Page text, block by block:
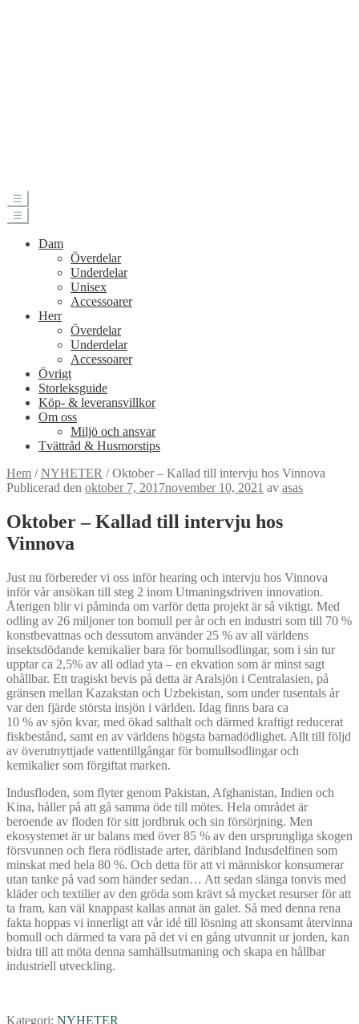
☰
☰
Dam
Överdelar
Underdelar
Unisex
Accessoarer
Herr
Överdelar
Underdelar
Accessoarer
Övrigt
Storleksguide
Köp- & leveransvillkor
Om oss
Miljö och ansvar
Tvättråd & Husmorstips
Hem /NYHETER /Oktober – Kallad till intervju hos Vinnova
Publicerad den oktober 7, 2017november 10, 2021 av asas
Oktober – Kallad till intervju hos
Vinnova
Just nu förbereder vi oss inför hearing och intervju hos Vinnova
inför vår ansökan till steg 2 inom Utmaningsdriven innovation.
Återigen blir vi påminda om varför detta projekt är så viktigt. Med
odling av 26 miljoner ton bomull per år och en industri som till 70 %
konstbevattnas och dessutom använder 25 % av all världens
insektsdödande kemikalier bara för bomullsodlingar, som i sin tur
upptar ca 2,5% av all odlad yta – en ekvation som är minst sagt
ohållbar. Ett tragiskt bevis på detta är Aralsjön i Centralasien, på
gränsen mellan Kazakstan och Uzbekistan, som under tusentals år
var den fjärde största insjön i världen. Idag finns bara ca
10 % av sjön kvar, med ökad salthalt och därmed kraftigt reducerat
fiskbestånd, samt en av världens högsta barnadödlighet. Allt till följd
av överutnyttjade vattentillgångar för bomullsodlingar och
kemikalier som förgiftat marken.
Indusfloden, som flyter genom Pakistan, Afghanistan, Indien och
Kina, håller på att gå samma öde till mötes. Hela området är
beroende av floden för sitt jordbruk och sin försörjning. Men
ekosystemet är ur balans med över 85 % av den ursprungliga skogen
försvunnen och flera rödlistade arter, däribland Indusdelfinen som
minskat med hela 80 %. Och detta för att vi människor konsumerar
utan tanke på vad som händer sedan… Att sedan slänga tonvis med
kläder och textilier av den gröda som krävt så mycket resurser för att
ta fram, kan väl knappast kallas annat än galet. Så med denna rena
fakta hoppas vi innerligt att vår idé till lösning att skonsamt återvinna
bomull och därmed ta vara på det vi en gång utvunnit ur jorden, kan
bidra till att möta denna samhällsutmaning och skapa en hållbar
industriell utveckling.
Kategori: NYHETER